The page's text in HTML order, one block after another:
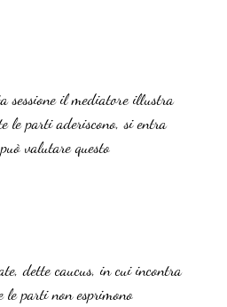
sessione il mediatore illustra
le parti aderiscono, si entra
valutare questo
dette caucus, in cui incontra
le parti non esprimono